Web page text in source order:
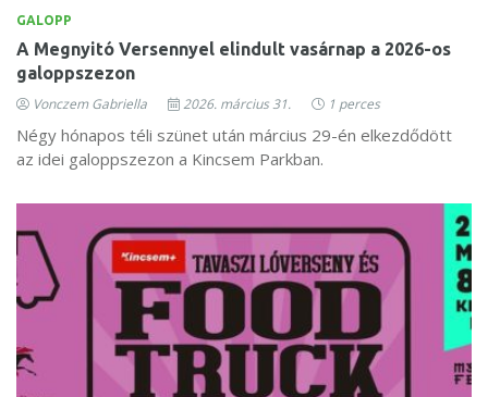
GALOPP
A Megnyitó Versennyel elindult vasárnap a 2026-os
galoppszezon
Vonczem Gabriella 2026. március 31. 1 perces
Négy hónapos téli szünet után március 29-én elkezdődött
az idei galoppszezon a Kincsem Parkban.